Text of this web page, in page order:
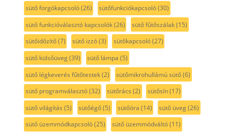
sütő forgókapcsoló(26) sütőfunkciókapcsoló(30)
sütő funkcióválasztó kapcsolók(26) sütő fűtőszálak(15)
sütőidőzítő(7) sütő izzó(3) sütőkapcsoló(27)
sütő külsőüveg(39) sütő lámpa (5)
sütő légkeverés fűtőtestek(2) sütőmikrohullámú sütő(6)
sütő programválasztó(32) sütőrács (2) sütősín(17)
sütő világítás (5) sütőégő(5) sütőóra (14) sütő üveg(26)
sütő üzemmódkapcsoló(25) sütő üzemmódváltó(11)